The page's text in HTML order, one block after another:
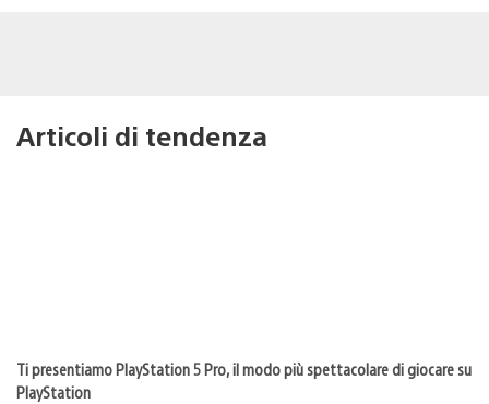
Articoli di tendenza
Ti presentiamo PlayStation 5 Pro, il modo più spettacolare di giocare su
PlayStation